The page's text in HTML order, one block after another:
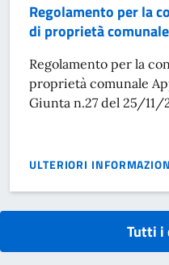
Regolamento per la
di proprietà comunale
Regolamento per la
proprietà comunale
Giunta n.27 del 25/11/
ULTERIORI
REGOLAMENTO PER LA
Tutti i